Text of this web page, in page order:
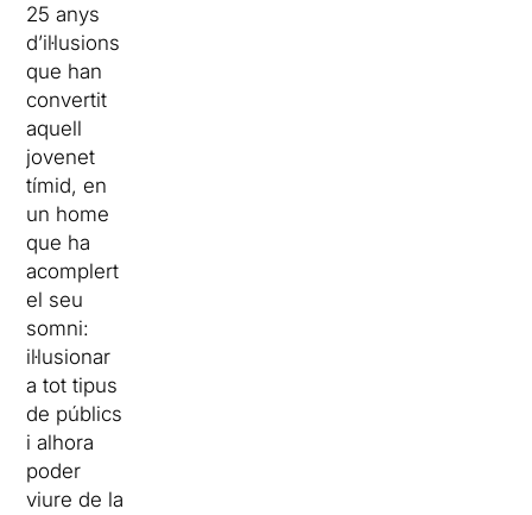
25 anys
d’il·lusions
que han
convertit
aquell
jovenet
tímid, en
un home
que ha
acomplert
el seu
somni:
il·lusionar
a tot tipus
de públics
i alhora
poder
viure de la